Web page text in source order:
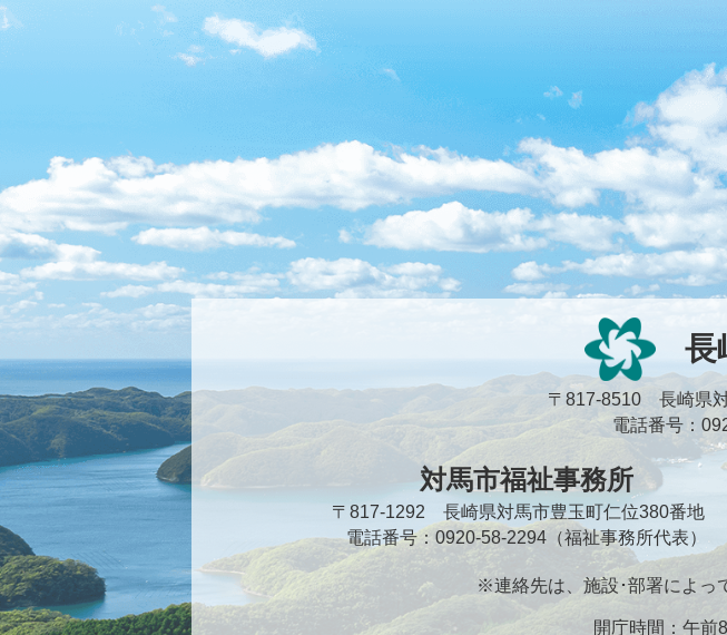
長
〒817-8510 長崎県
電話番号：
対馬市福祉事務所
〒817-1292 長崎県対馬市豊玉町仁位380番地
電話番号：0920-58-2294（福祉事務所代表）
※連絡先は、施設･部署によ
開庁時間：午前